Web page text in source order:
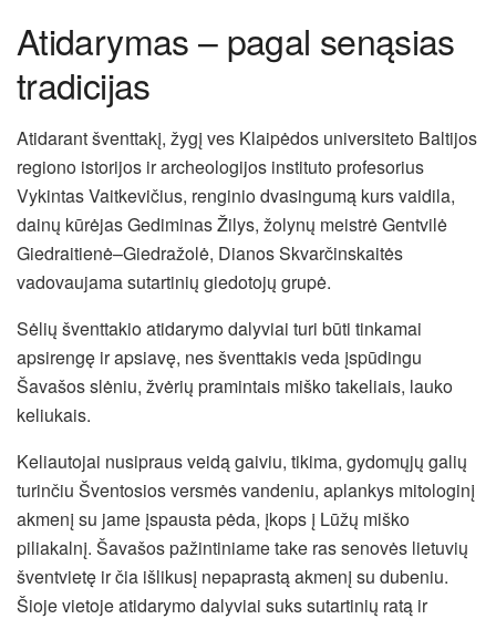
Atidarymas – pagal senąsias
tradicijas
Atidarant šventtakį, žygį ves Klaipėdos universiteto Baltijos
regiono istorijos ir archeologijos instituto profesorius
Vykintas Vaitkevičius, renginio dvasingumą kurs vaidila,
dainų kūrėjas Gediminas Žilys, žolynų meistrė Gentvilė
Giedraitienė–Giedražolė, Dianos Skvarčinskaitės
vadovaujama sutartinių giedotojų grupė.
Sėlių šventtakio atidarymo dalyviai turi būti tinkamai
apsirengę ir apsiavę, nes šventtakis veda įspūdingu
Šavašos slėniu, žvėrių pramintais miško takeliais, lauko
keliukais.
Keliautojai nusipraus veidą gaiviu, tikima, gydomųjų galių
turinčiu Šventosios versmės vandeniu, aplankys mitologinį
akmenį su jame įspausta pėda, įkops į Lūžų miško
piliakalnį. Šavašos pažintiniame take ras senovės lietuvių
šventvietę ir čia išlikusį nepaprastą akmenį su dubeniu.
Šioje vietoje atidarymo dalyviai suks sutartinių ratą ir